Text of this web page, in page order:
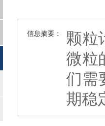
信息摘要：
颗粒
微粒
们需
期稳